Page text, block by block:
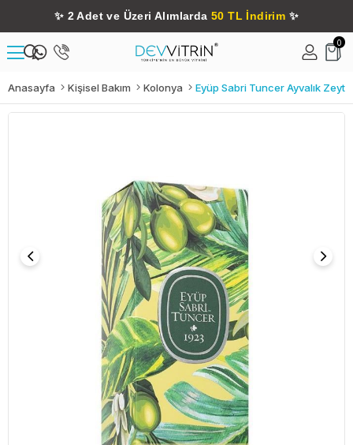
✨ 2 Adet ve Üzeri Alımlarda 50 TL İndirim ✨
0
Anasayfa Kişisel Bakım Kolonya